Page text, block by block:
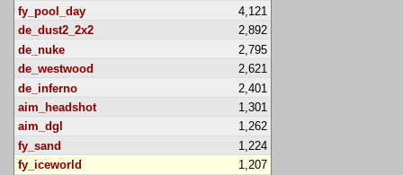
fy_pool_day
4,121
de_dust2_2x2
2,892
de_nuke
2,795
de_westwood
2,621
de_inferno
2,401
aim_headshot
1,301
aim_dgl
1,262
fy_sand
1,224
fy_iceworld
1,207